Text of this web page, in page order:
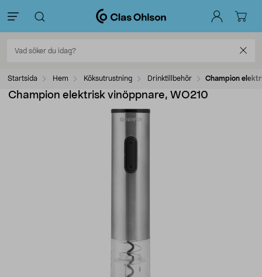
Startsida Hem Köksutrustning Drinktillbehör Champion
Champion elektrisk vinöppnare, WO210